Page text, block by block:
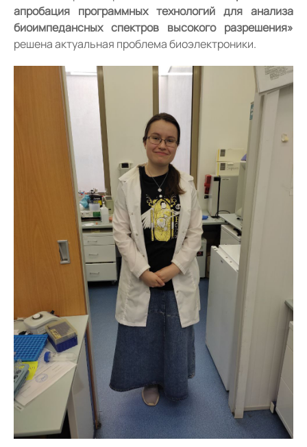
апробация программных технологий для анализа
биоимпедансных спектров высокого разрешения»
решена актуальная проблема биоэлектроники.